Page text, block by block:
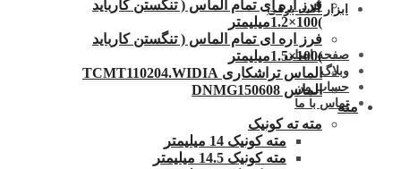
ابزار آلات برقی
صفحه اصلی
وبلاگ
حساب من
تماس با ما
فرز اره ای تمام الماس ( تنگستن کارباید
)100×1.2میلیمتر
فرز اره ای تمام الماس ( تنگستن کارباید
)100×1.5میلیمتر
الماس تراشکاری TCMT110204.WIDIA
الماس DNMG150608
مته
مته ته کونیک
مته کونیک 14 میلیمتر
مته کونیک 14.5 میلیمتر